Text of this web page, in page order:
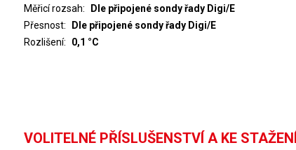
Měřicí rozsah
Dle připojené sondy řady Digi/E
Přesnost
Dle připojené sondy řady Digi/E
Rozlišení
0,1 °C
VOLITELNÉ PŘÍSLUŠENSTVÍ A KE STAŽENÍ